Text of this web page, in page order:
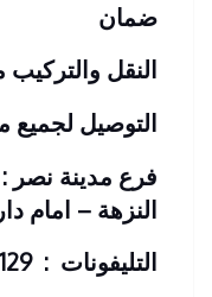
ضمان
النقل والتركيب
التوصيل
النزهة – امام
التليفونات : 26901129 – 01117172647